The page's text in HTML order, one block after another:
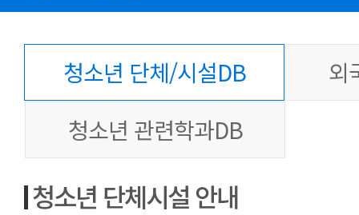
청소년 단체/시설DB
외
청소년 관련학과DB
청소년 단체시설 안내